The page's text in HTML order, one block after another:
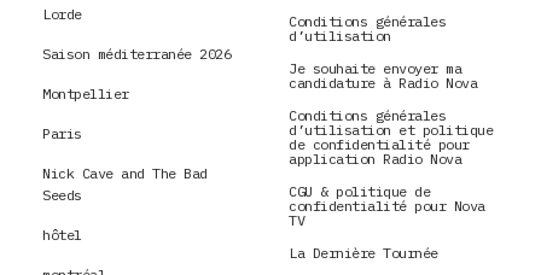
Lorde
Saison méditerranée 2026
Montpellier
Paris
Nick Cave and The Bad
Seeds
hôtel
Conditions générales
d’utilisation
Je souhaite envoyer ma
candidature à Radio Nova
Conditions générales
d’utilisation et politique
de confidentialité pour
application Radio Nova
CGU & politique de
confidentialité pour Nova
TV
La Dernière Tournée